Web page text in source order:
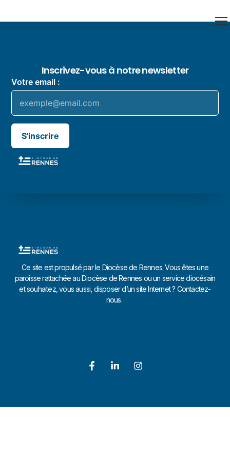
Inscrivez-vous à notre newsletter
Votre email :
S'inscrire
Ce site est propulsé par le Diocèse de Rennes. Vous êtes une
paroisse rattachée au Diocèse de Rennes ou un service diocésain
et souhaitez, vous aussi, disposer d’un site Internet ? Contactez-
nous.